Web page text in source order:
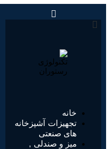
خانه
تجهیزات آشپزخانه
های صنعتی
میز و صندلی ,